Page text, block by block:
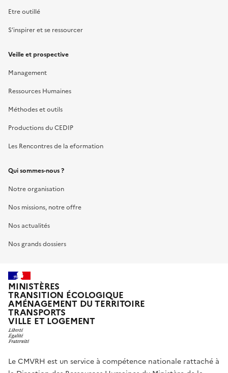
Etre outillé
S’inspirer et se ressourcer
Veille et prospective
Management
Ressources Humaines
Méthodes et outils
Productions du CEDIP
Les Rencontres de la eformation
Qui sommes-nous ?
Notre organisation
Nos missions, notre offre
Nos actualités
Nos grands dossiers
MINISTÈRES
TRANSITION ÉCOLOGIQUE
AMÉNAGEMENT DU TERRITOIRE
TRANSPORTS
VILLE ET LOGEMENT
Le CMVRH est un service à compétence nationale rattaché à